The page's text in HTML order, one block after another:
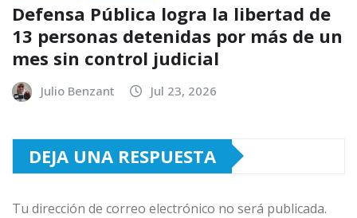
Defensa Pública logra la libertad de
13 personas detenidas por más de un
mes sin control judicial
Julio Benzant Jul 23, 2026
DEJA UNA RESPUESTA
Tu dirección de correo electrónico no será publicada.